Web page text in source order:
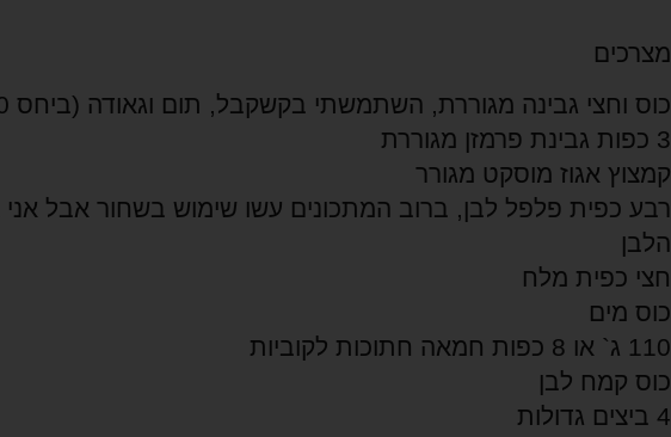
מצרכים
כוס וחצי גבינה מגוררת, השתמשתי בקשקבל, תום וגאודה (ביחס 40, 40 ו20)
3 כפות גבינת פרמזן מגוררת
קמצוץ אגוז מוסקט מגורר
הלבן
חצי כפית מלח
כוס מים
110 ג` או 8 כפות חמאה חתוכות לקוביות
כוס קמח לבן
4 ביצים גדולות